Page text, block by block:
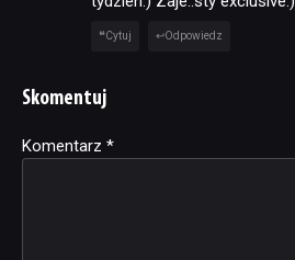
Cytuj Odpowiedz
Skomentuj
Komentarz *
Alternative: